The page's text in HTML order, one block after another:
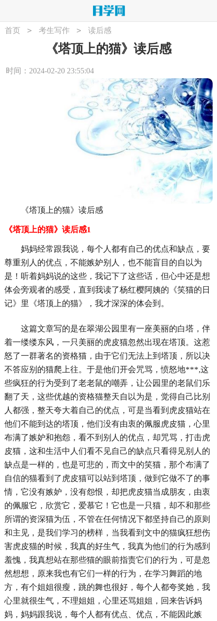
首页 > 考生写作 > 读后感
《塔顶上的猫》读后感
时间：2024-02-20 23:55:04
《塔顶上的猫》读后感
《塔顶上的猫》读后感1
妈妈经常跟我说，每个人都有自己的优点和缺点，要
尊重别人的优点，不能嫉妒别人，也不能盲目的自以为
是！听着妈妈说的这些，我记下了这些话，但心中还是想
体会旁观者的感受，直到我读了杨红樱阿姨的《笑猫的日
记》里《塔顶上的猫》，我才深深的体会到。
这篇文章写的是在翠湖公园里有一座美丽的白塔，伴
着一缕缕东风，一只美丽的虎皮猫忽然出现在塔顶。这惹
怒了一群著名的资格猫，由于它们无法上到塔顶，所以决
不答应别的猫爬上往。于是他们开会咒骂，愤怒地***,这
些疯狂的行为受到了老老鼠的嘲弄，让公园里的老鼠们乐
翻了天，这些优越的资格猫整天自以为是，觉得自己比别
人都强，整天夸大着自己的优点，可是当看到虎皮猫站在
他们不能到达的塔顶，他们没有由衷的佩服虎皮猫，心里
布满了嫉妒和抱怨，看不到别人的优点，却咒骂，打击虎
皮猫，这和生活中人们看不见自己的缺点只看得见别人的
缺点是一样的，也是可悲的，而文中的笑猫，那个布满了
自信的猫看到了虎皮猫可以站到塔顶，做到它做不了的事
情，它没有嫉妒，没有怨恨，却把虎皮猫当成朋友，由衷
的佩服它，欣赏它，爱慕它！它也是一只猫，却不和那些
所谓的资深猫为伍，不管在任何情况下都坚持自己的原则
和主见，是我们学习的榜样，当我看到文中的猫疯狂想伤
害虎皮猫的时候，我真的好生气，我真为他们的行为感到
羞愧，我真想站在那些猫的眼前指责它们的行为，可是忽
然想想，原来我也有它们一样的行为，在学习舞蹈的地
方，有个姐姐很瘦，跳的舞也很好，每个人都夸奖她，我
心里就很生气，不理姐姐，心里还骂姐姐，回来告诉妈
妈，妈妈跟我说，每个人都有优点、优点，不能因此嫉